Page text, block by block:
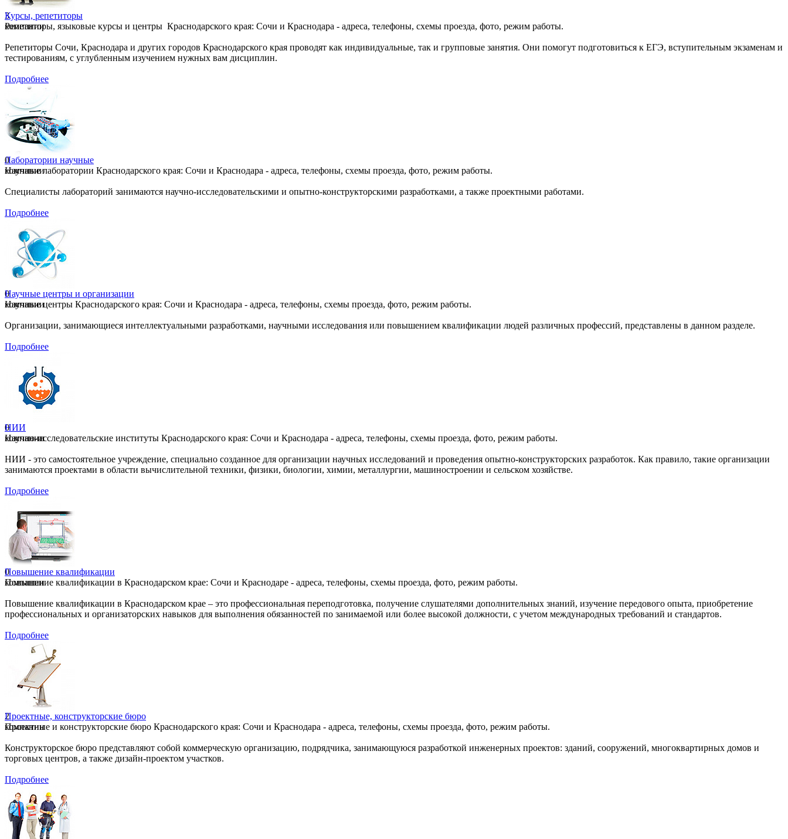
3
компании
Курсы, репетиторы
Репетиторы, языковые курсы и центры Краснодарского края: Сочи и Краснодара - адреса, телефоны, схемы проезда, фото, режим работы.
Репетиторы Сочи, Краснодара и других городов Краснодарского края проводят как индивидуальные, так и групповые занятия. Они помогут подготовиться к ЕГЭ, вступительным экзаменам и
тестированиям, с углубленным изучением нужных вам дисциплин.
Подробнее
0
компании
Лаборатории научные
Научные лаборатории Краснодарского края: Сочи и Краснодара - адреса, телефоны, схемы проезда, фото, режим работы.
Специалисты лабораторий занимаются научно-исследовательскими и опытно-конструкторскими разработками, а также проектными работами.
Подробнее
0
компании
Научные центры и организации
Научные центры Краснодарского края: Сочи и Краснодара - адреса, телефоны, схемы проезда, фото, режим работы.
Организации, занимающиеся интеллектуальными разработками, научными исследования или повышением квалификации людей различных профессий, представлены в данном разделе.
Подробнее
0
компании
НИИ
Научно-исследовательские институты Краснодарского края: Сочи и Краснодара - адреса, телефоны, схемы проезда, фото, режим работы.
НИИ - это самостоятельное учреждение, специально созданное для организации научных исследований и проведения опытно-конструкторских разработок. Как правило, такие организации
занимаются проектами в области вычислительной техники, физики, биологии, химии, металлургии, машиностроении и сельском хозяйстве.
Подробнее
0
компании
Повышение квалификации
Повышение квалификации в Краснодарском крае: Сочи и Краснодаре - адреса, телефоны, схемы проезда, фото, режим работы.
Повышение квалификации в Краснодарском крае – это профессиональная переподготовка, получение слушателями дополнительных знаний, изучение передового опыта, приобретение
профессиональных и организаторских навыков для выполнения обязанностей по занимаемой или более высокой должности, с учетом международных требований и стандартов.
Подробнее
2
компании
Проектные, конструкторские бюро
Проектные и конструкторские бюро Краснодарского края: Сочи и Краснодара - адреса, телефоны, схемы проезда, фото, режим работы.
Конструкторское бюро представляют собой коммерческую организацию, подрядчика, занимающуюся разработкой инженерных проектов: зданий, сооружений, многоквартирных домов и
торговых центров, а также дизайн-проектом участков.
Подробнее